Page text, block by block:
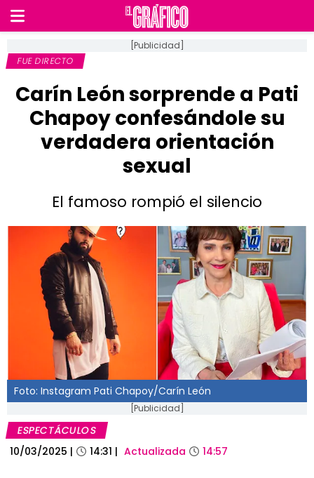
[Publicidad]
FUE DIRECTO
Carín León sorprende a Pati
Chapoy confesándole su
verdadera orientación
sexual
El famoso rompió el silencio
Foto: Instagram Pati Chapoy/Carín León
[Publicidad]
ESPECTÁCULOS
10/03/2025 | 14:31 | Actualizada 14:57